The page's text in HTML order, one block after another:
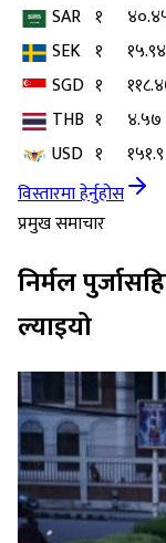
SAR १
SEK १ १५.९४
SGD १
THB १ ४.५७
USD १ १५१.९
विस्तारमा हेर्नुहोस
प्रमुख समाचार
निर्मल
ल्याइयो